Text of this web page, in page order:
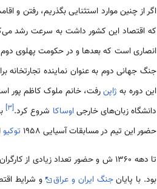
اگر از چنین موارد استثنایی بگذریم، رفتن و
که اقتصاد این کشور داشت به سرعت رشد
انصاری است که بعدها و در حکومت پهلوی دوم
جنگ جهانی دوم به عنوان نماینده تجارتخانه
این دوره به ژاپنرفت، خانم ملوک کاظم پور است که ژانویه 1958 [بهمن
دانشگاه زبان‌های خارجیاوساکا شروع کرد.[۳]
حضور این تیم در مسابقات آسیایی 1958
توکیو
تا دهه 1360 ش و حضور تعداد زیادی از کارگران ایرانی در
بود. با پایانجنگ ایران و عراق و شرایط اقتصادی بعد از